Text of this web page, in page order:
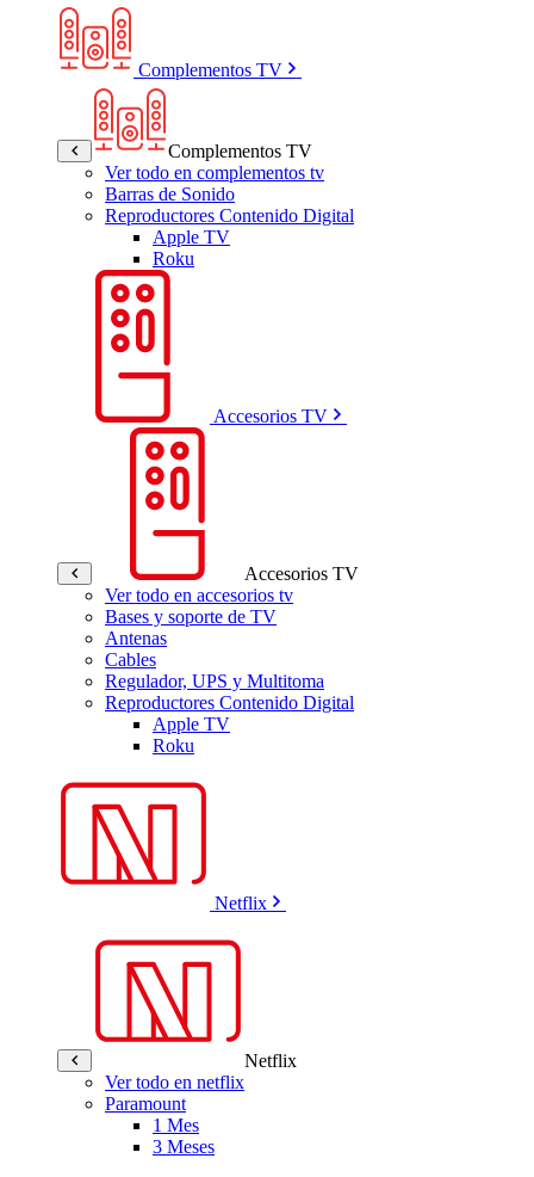
Complementos TV
Complementos TV
Ver todo en complementos tv
Barras de Sonido
Reproductores Contenido Digital
Apple TV
Roku
Accesorios TV
Accesorios TV
Ver todo en accesorios tv
Bases y soporte de TV
Antenas
Cables
Regulador, UPS y Multitoma
Reproductores Contenido Digital
Apple TV
Roku
Netflix
Netflix
Ver todo en netflix
Paramount
1 Mes
3 Meses